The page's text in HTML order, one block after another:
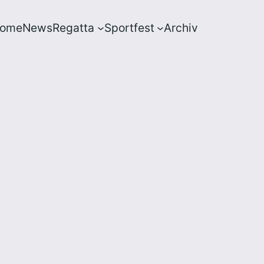
NewsRegatta Sportfest Archiv